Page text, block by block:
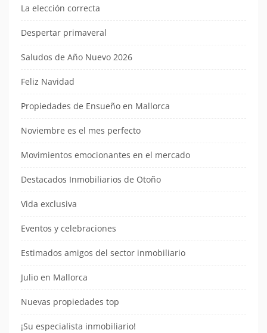
La elección correcta
Despertar primaveral
Saludos de Año Nuevo 2026
Feliz Navidad
Propiedades de Ensueño en Mallorca
Noviembre es el mes perfecto
Movimientos emocionantes en el mercado
Destacados Inmobiliarios de Otoño
Vida exclusiva
Eventos y celebraciones
Estimados amigos del sector inmobiliario
Julio en Mallorca
Nuevas propiedades top
¡Su especialista inmobiliario!